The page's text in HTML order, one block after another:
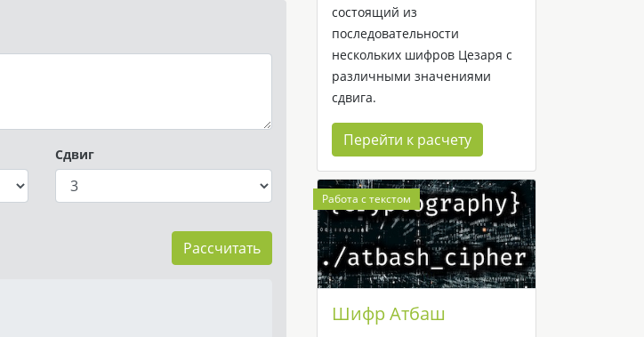
Сдвиг
Рассчитать
состоящий из
последовательности
нескольких шифров Цезаря с
различными значениями
сдвига.
Перейти к расчету
Работа с текстом
Шифр Атбаш